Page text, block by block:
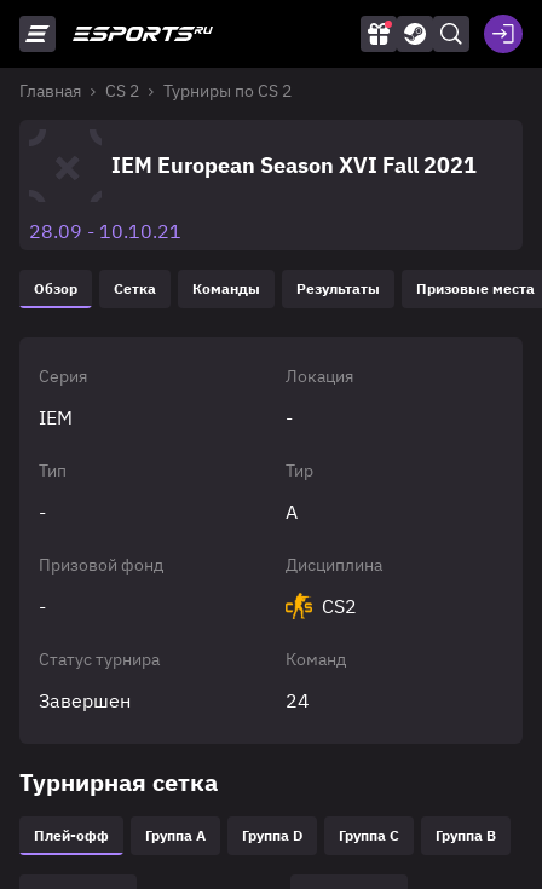
Главная CS 2 Турниры по CS 2
IEM European Season XVI Fall 2021
28.09 - 10.10.21
Обзор Сетка Команды Результаты Призовые места
Серия
IEM
Локация
-
Тип
-
Тир
A
Призовой фонд
-
Дисциплина
CS2
Статус турнира
Завершен
Команд
24
Турнирная сетка
Плей-офф Группа A Группа D Группа C Группа B